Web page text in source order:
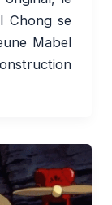
Chong se
Mabel